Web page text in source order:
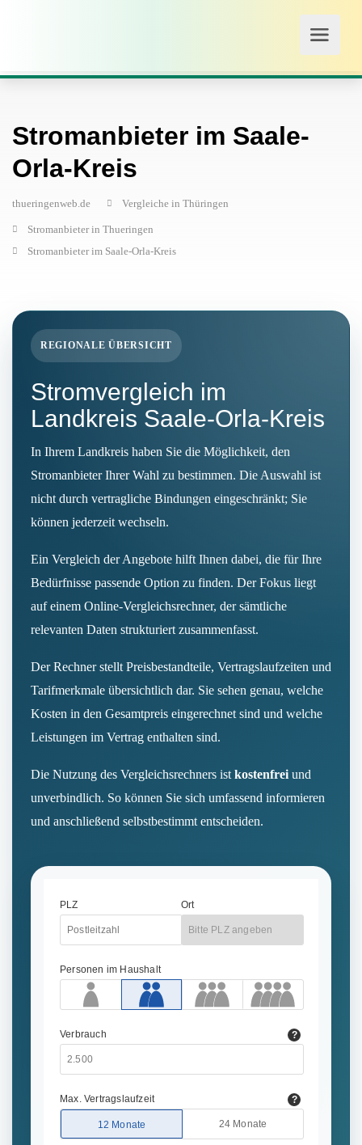
Stromanbieter im Saale-
Orla-Kreis
thueringenweb.de Vergleiche in Thüringen
Stromanbieter in Thueringen
Stromanbieter im Saale-Orla-Kreis
REGIONALE ÜBERSICHT
Stromvergleich im
Landkreis Saale-Orla-Kreis
In Ihrem Landkreis haben Sie die Möglichkeit, den
Stromanbieter Ihrer Wahl zu bestimmen. Die Auswahl ist
nicht durch vertragliche Bindungen eingeschränkt; Sie
können jederzeit wechseln.
Ein Vergleich der Angebote hilft Ihnen dabei, die für Ihre
Bedürfnisse passende Option zu finden. Der Fokus liegt
auf einem Online-Vergleichsrechner, der sämtliche
relevanten Daten strukturiert zusammenfasst.
Der Rechner stellt Preisbestandteile, Vertragslaufzeiten und
Tarifmerkmale übersichtlich dar. Sie sehen genau, welche
Kosten in den Gesamtpreis eingerechnet sind und welche
Leistungen im Vertrag enthalten sind.
Die Nutzung des Vergleichsrechners ist kostenfrei und
unverbindlich. So können Sie sich umfassend informieren
und anschließend selbstbestimmt entscheiden.